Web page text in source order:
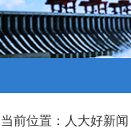
当前位置： 人大好新闻